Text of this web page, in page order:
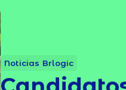
Noticias Brlogic